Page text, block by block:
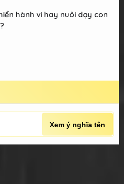
hành vi hay nuôi dạy con
Xem ý nghĩa tên